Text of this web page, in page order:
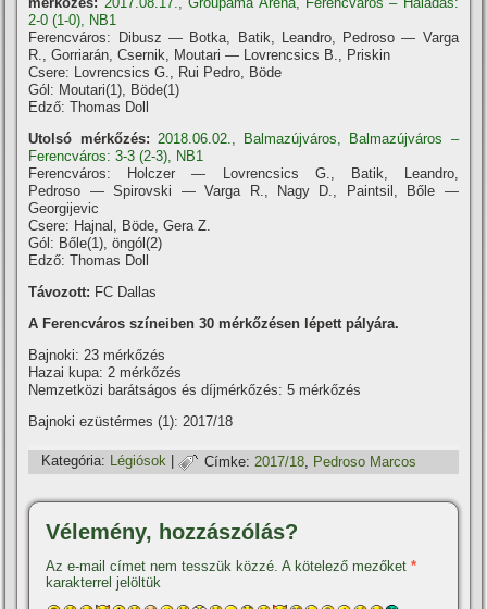
2-0 (1-0), NB1
Ferencváros: Dibusz — Botka, Batik, Leandro, Pedroso — Varga
R., Gorriarán, Csernik, Moutari — Lovrencsics B., Priskin
Csere: Lovrencsics G., Rui Pedro, Böde
Gól: Moutari(1), Böde(1)
Edző: Thomas Doll
Utolsó mérkőzés: 2018.06.02., Balmazújváros, Balmazújváros –
Ferencváros: 3-3 (2-3), NB1
Ferencváros: Holczer — Lovrencsics G., Batik, Leandro,
Pedroso — Spirovski — Varga R., Nagy D., Paintsil, Bőle —
Georgijevic
Csere: Hajnal, Böde, Gera Z.
Gól: Bőle(1), öngól(2)
Edző: Thomas Doll
Távozott: FC Dallas
A Ferencváros szí­neiben 30 mérkőzésen lépett pályára.
Bajnoki: 23 mérkőzés
Hazai kupa: 2 mérkőzés
Nemzetközi barátságos és dí­jmérkőzés: 5 mérkőzés
Bajnoki ezüstérmes (1): 2017/18
Kategória: Légiósok | Címke: 2017/18 Pedroso Marcos
Vélemény, hozzászólás?
Az e-mail címet nem tesszük közzé. A kötelező mezőket*
karakterrel jelöltük